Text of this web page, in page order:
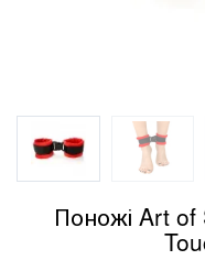
Поножі Art